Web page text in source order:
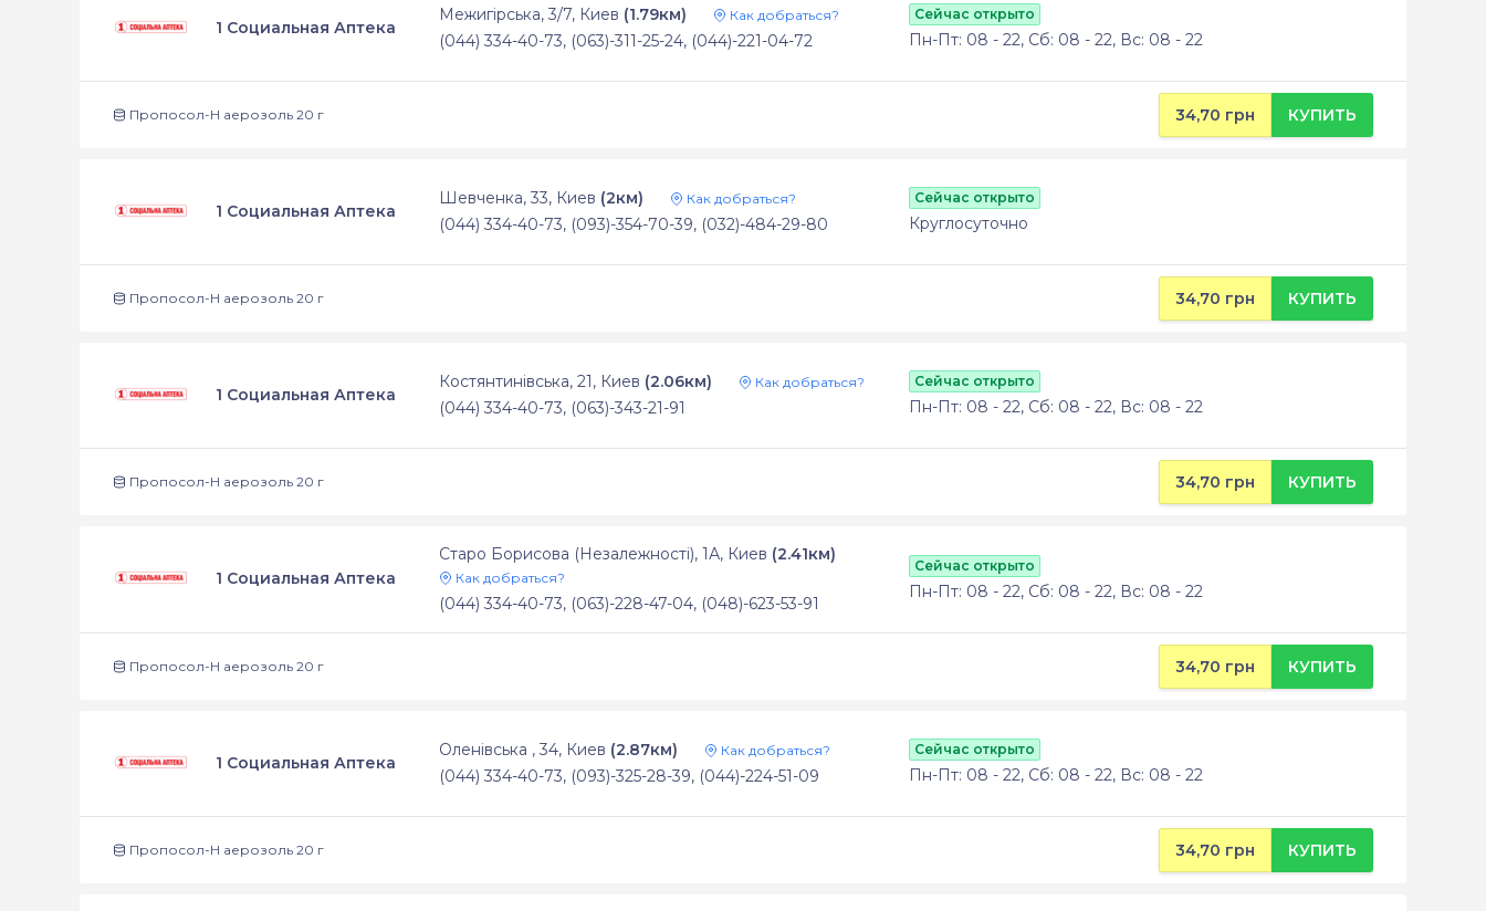
1 Социальная Аптека
Межигірська, 3/7, Киев (1.79км) Как добраться?
(044) 334-40-73, (063)-311-25-24, (044)-221-04-72
Сейчас открыто
Пн-Пт: 08 - 22, Сб: 08 - 22, Вс: 08 - 22
Пропосол-Н аерозоль 20 г 34,70 грн КУПИТЬ
1 Социальная Аптека
Шевченка, 33, Киев (2км) Как добраться?
(044) 334-40-73, (093)-354-70-39, (032)-484-29-80
Сейчас открыто
Круглосуточно
Пропосол-Н аерозоль 20 г 34,70 грн КУПИТЬ
1 Социальная Аптека
Костянтинівська, 21, Киев (2.06км) Как добраться?
(044) 334-40-73, (063)-343-21-91
Сейчас открыто
Пн-Пт: 08 - 22, Сб: 08 - 22, Вс: 08 - 22
Пропосол-Н аерозоль 20 г 34,70 грн КУПИТЬ
1 Социальная Аптека
Старо Борисова (Незалежності), 1А, Киев (2.41км)
Как добраться?
(044) 334-40-73, (063)-228-47-04, (048)-623-53-91
Сейчас открыто
Пн-Пт: 08 - 22, Сб: 08 - 22, Вс: 08 - 22
Пропосол-Н аерозоль 20 г 34,70 грн КУПИТЬ
1 Социальная Аптека
Оленівська , 34, Киев (2.87км) Как добраться?
(044) 334-40-73, (093)-325-28-39, (044)-224-51-09
Сейчас открыто
Пн-Пт: 08 - 22, Сб: 08 - 22, Вс: 08 - 22
Пропосол-Н аерозоль 20 г 34,70 грн КУПИТЬ